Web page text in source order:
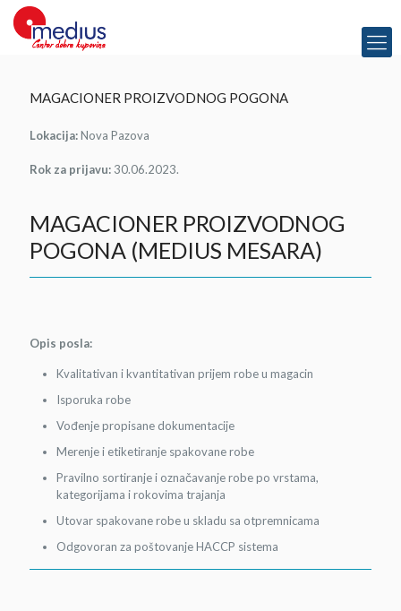
MAGACIONER PROIZVODNOG POGONA
Lokacija:Nova Pazova
Rok za prijavu: 30.06.2023.
MAGACIONER PROIZVODNOG
POGONA (MEDIUS MESARA)
Opis posla:
Kvalitativan i kvantitativan prijem robe u magacin
Isporuka robe
Vođenje propisane dokumentacije
Merenje i etiketiranje spakovane robe
Pravilno sortiranje i označavanje robe po vrstama,
kategorijama i rokovima trajanja
Utovar spakovane robe u skladu sa otpremnicama
Odgovoran za poštovanje HACCP sistema